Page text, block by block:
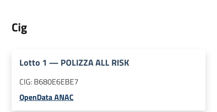
Cig
Lotto 1 — POLIZZA ALL RISK
CIG: B680E6EBE7
OpenData ANAC